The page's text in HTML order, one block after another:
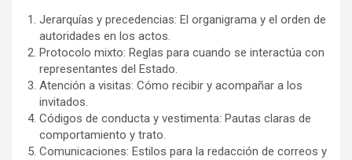
Jerarquías y precedencias: El organigrama y el orden de
autoridades en los actos.
Protocolo mixto: Reglas para cuando se interactúa con
representantes del Estado.
Atención a visitas: Cómo recibir y acompañar a los
invitados.
Códigos de conducta y vestimenta: Pautas claras de
comportamiento y trato.
Comunicaciones: Estilos para la redacción de correos y